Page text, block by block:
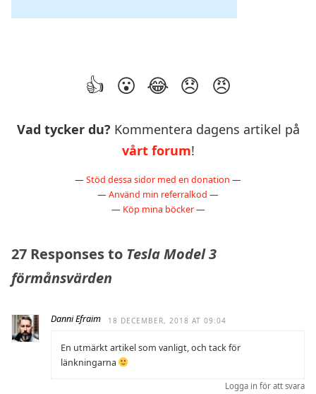
Vad tycker du? Kommentera dagens artikel på
vårt forum!
— Stöd dessa sidor med en donation —
— Använd min referralkod —
— Köp mina böcker—
27 Responses to Tesla Model 3
förmånsvärden
Danni Efraim 18 DECEMBER, 2018 AT 09:04
En utmärkt artikel som vanligt, och tack för
länkningarna
Logga in för att svara